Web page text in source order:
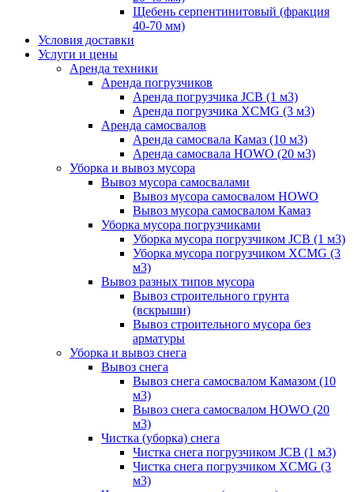
Щебень серпентинитовый (фракция
40-70 мм)
Условия доставки
Услуги и цены
Аренда техники
Аренда погрузчиков
Аренда погрузчика JCB (1 м3)
Аренда погрузчика XCMG (3 м3)
Аренда самосвалов
Аренда самосвала Камаз (10 м3)
Аренда самосвала HOWO (20 м3)
Уборка и вывоз мусора
Вывоз мусора самосвалами
Вывоз мусора самосвалом HOWO
Вывоз мусора самосвалом Камаз
Уборка мусора погрузчиками
Уборка мусора погрузчиком JCB (1 м3)
Уборка мусора погрузчиком XCMG (3
м3)
Вывоз разных типов мусора
Вывоз строительного грунта
(вскрыши)
Вывоз строительного мусора без
арматуры
Уборка и вывоз снега
Вывоз снега
Вывоз снега самосвалом Камазом (10
м3)
Вывоз снега самосвалом HOWO (20
м3)
Чистка (уборка) снега
Чистка снега погрузчиком JCB (1 м3)
Чистка снега погрузчиком XCMG (3
м3)